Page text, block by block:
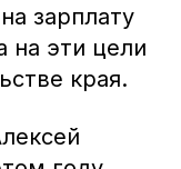
зарплату
на эти цели
края.